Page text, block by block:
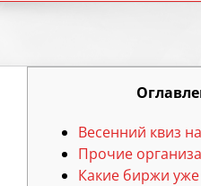
Весенний квиз
Прочие
Какие биржи